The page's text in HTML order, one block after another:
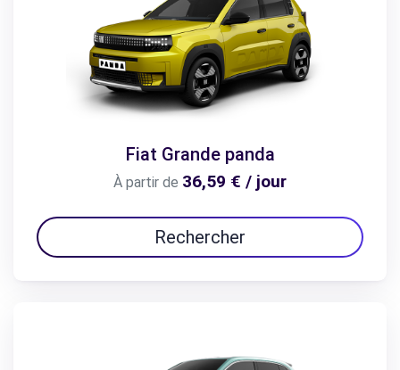
Fiat Grande panda
À partir de 36,59 € / jour
Rechercher